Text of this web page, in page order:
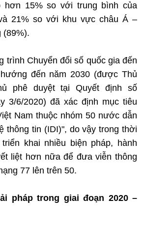
hơn 15% so với trung bình của
21% so với khu vực châu Á –
(89%).
trình Chuyển đổi số quốc gia đến
đến năm 2030 (được Thủ
phê duyệt tại Quyết định số
3/6/2020) đã xác định mục tiêu
Nam thuộc nhóm 50 nước dẫn
thông tin (IDI)", do vậy trong thời
khai nhiều biện pháp, hành
liệt hơn nữa để đưa viễn thông
77 lên trên 50.
pháp trong giai đoạn 2020 –